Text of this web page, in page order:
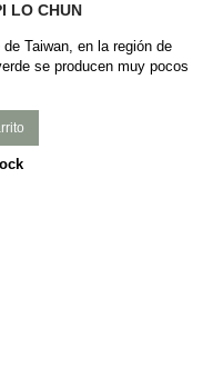
LO CHUN
Taiwan, en la región de
se producen muy pocos
en todo el mundo. Es
o "Espirales de
Un té que destaca por su